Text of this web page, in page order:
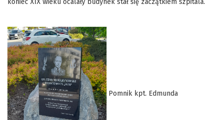
koniec XIX wieku ocalały budynek stał się zaczątkiem szpitala.
Pomnik kpt. Edmunda